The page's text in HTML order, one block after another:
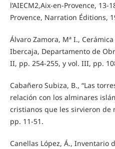
l’AIECM2,Aix-en-Provence,
Provence, Narration Éditions,
Álvaro Zamora, Mª I.,
Ibercaja, Departamento de
II, pp. 254-255, y vol. III, pp.
Cabañero Subiza, B., “Las
relación con los alminares
cristianos que les sirvieron de
pp. 11-51.
Canellas López, Á., Inventario